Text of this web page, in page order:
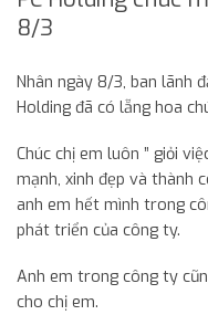
8/3
Nhân ngày 8/3, ban lãnh
Holding đã có lẵng hoa
Chúc chị em luôn ” giỏi
mạnh, xinh đẹp và thành
anh em hết mình trong
phát triển của công ty.
Anh em trong công ty
cho chị em.